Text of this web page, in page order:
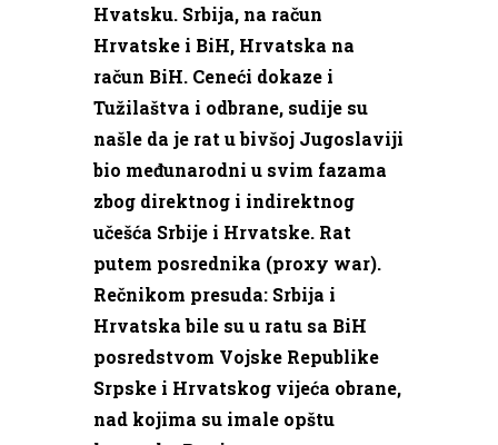
Hvatsku. Srbija, na račun
Hrvatske i BiH, Hrvatska na
račun BiH. Ceneći dokaze i
Tužilaštva i odbrane, sudije su
našle da je rat u bivšoj Jugoslaviji
bio međunarodni u svim fazama
zbog direktnog i indirektnog
učešća Srbije i Hrvatske. Rat
putem posrednika (proxy war).
Rečnikom presuda: Srbija i
Hrvatska bile su u ratu sa BiH
posredstvom Vojske Republike
Srpske i Hrvatskog vijeća obrane,
nad kojima su imale opštu